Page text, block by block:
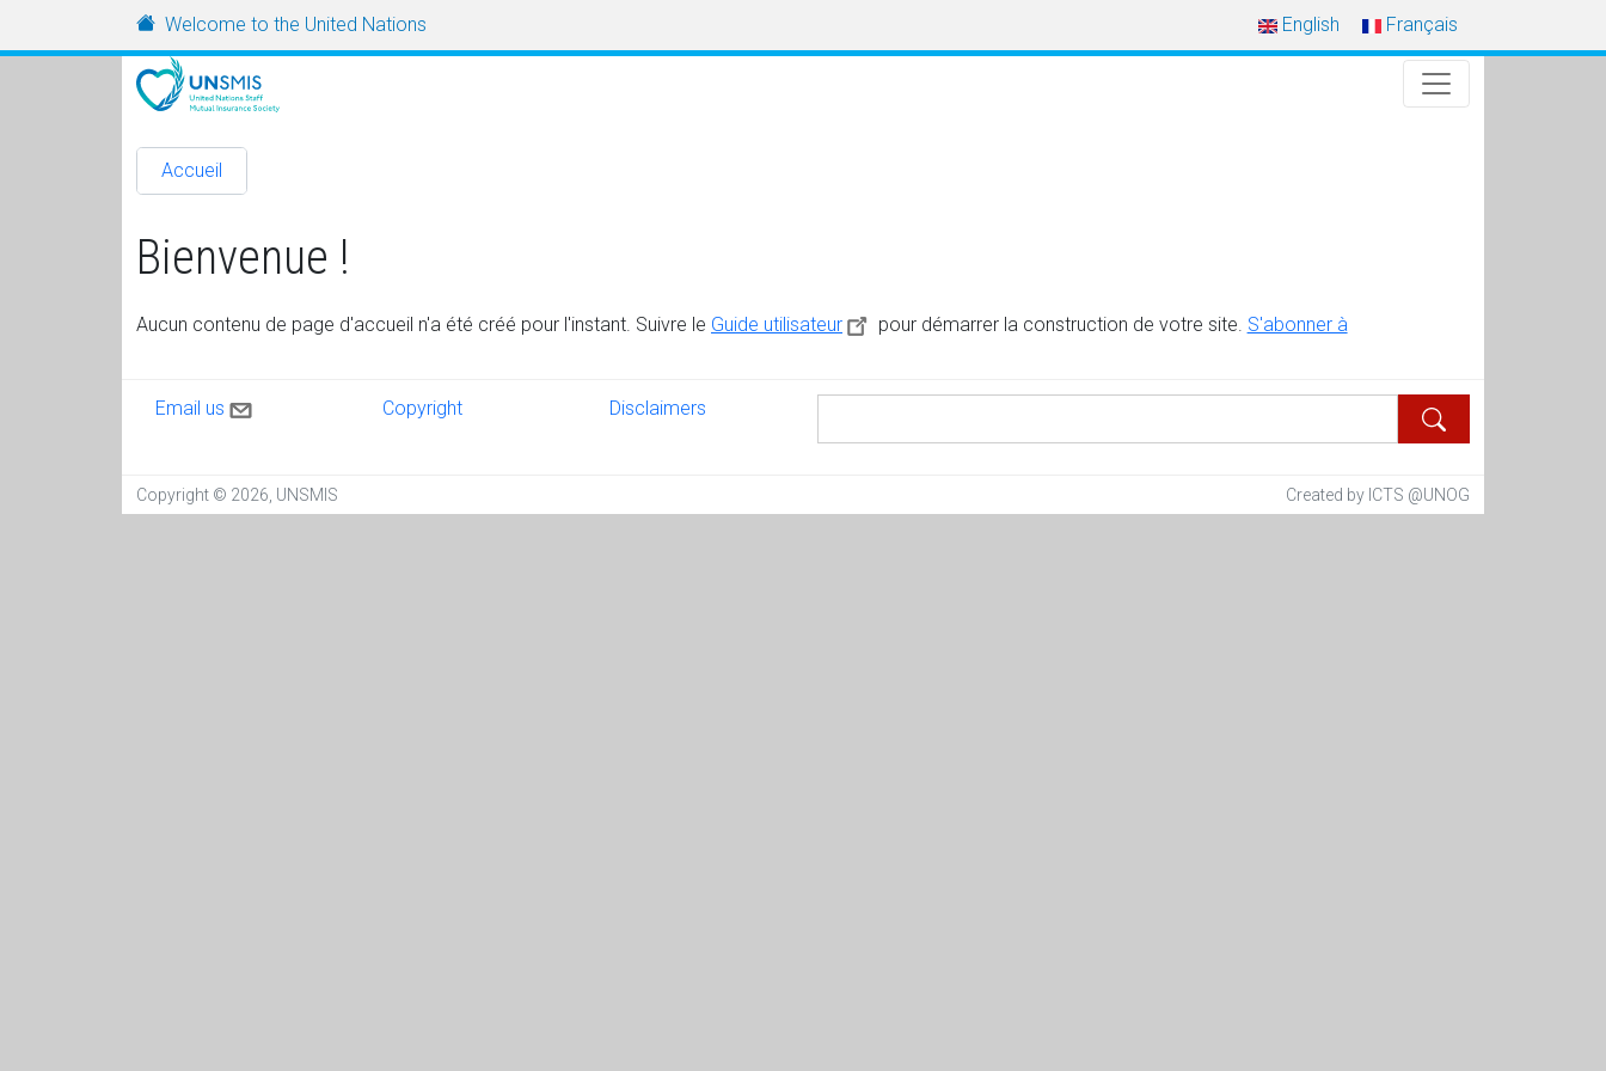
Aller au contenu principal
URLWelcome to the United Nations English Français
Accueil
Bienvenue !
Aucun contenu de page d'accueil n'a été créé pour l'instant. Suivre le Guide utilisateur pour démarrer la construction de votre site. S'abonner à
Contact us
Email us Copyright
Copyright Disclaimers
Disclaimers
Copyright © 2026, UNSMIS Created by ICTS @UNOG